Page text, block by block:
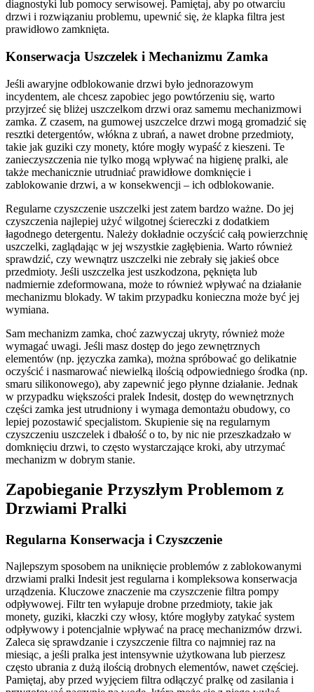
diagnostyki lub pomocy serwisowej. Pamiętaj, aby po otwarciu
drzwi i rozwiązaniu problemu, upewnić się, że klapka filtra jest
prawidłowo zamknięta.
Konserwacja Uszczelek i Mechanizmu Zamka
Jeśli awaryjne odblokowanie drzwi było jednorazowym
incydentem, ale chcesz zapobiec jego powtórzeniu się, warto
przyjrzeć się bliżej uszczelkom drzwi oraz samemu mechanizmowi
zamka. Z czasem, na gumowej uszczelce drzwi mogą gromadzić się
resztki detergentów, włókna z ubrań, a nawet drobne przedmioty,
takie jak guziki czy monety, które mogły wypaść z kieszeni. Te
zanieczyszczenia nie tylko mogą wpływać na higienę pralki, ale
także mechanicznie utrudniać prawidłowe domknięcie i
zablokowanie drzwi, a w konsekwencji – ich odblokowanie.
Regularne czyszczenie uszczelki jest zatem bardzo ważne. Do jej
czyszczenia najlepiej użyć wilgotnej ściereczki z dodatkiem
łagodnego detergentu. Należy dokładnie oczyścić całą powierzchnię
uszczelki, zaglądając w jej wszystkie zagłębienia. Warto również
sprawdzić, czy wewnątrz uszczelki nie zebrały się jakieś obce
przedmioty. Jeśli uszczelka jest uszkodzona, pęknięta lub
nadmiernie zdeformowana, może to również wpływać na działanie
mechanizmu blokady. W takim przypadku konieczna może być jej
wymiana.
Sam mechanizm zamka, choć zazwyczaj ukryty, również może
wymagać uwagi. Jeśli masz dostęp do jego zewnętrznych
elementów (np. języczka zamka), można spróbować go delikatnie
oczyścić i nasmarować niewielką ilością odpowiedniego środka (np.
smaru silikonowego), aby zapewnić jego płynne działanie. Jednak
w przypadku większości pralek Indesit, dostęp do wewnętrznych
części zamka jest utrudniony i wymaga demontażu obudowy, co
lepiej pozostawić specjalistom. Skupienie się na regularnym
czyszczeniu uszczelek i dbałość o to, by nic nie przeszkadzało w
domknięciu drzwi, to często wystarczające kroki, aby utrzymać
mechanizm w dobrym stanie.
Zapobieganie Przyszłym Problemom z
Drzwiami Pralki
Regularna Konserwacja i Czyszczenie
Najlepszym sposobem na uniknięcie problemów z zablokowanymi
drzwiami pralki Indesit jest regularna i kompleksowa konserwacja
urządzenia. Kluczowe znaczenie ma czyszczenie filtra pompy
odpływowej. Filtr ten wyłapuje drobne przedmioty, takie jak
monety, guziki, kłaczki czy włosy, które mogłyby zatykać system
odpływowy i potencjalnie wpływać na pracę mechanizmów drzwi.
Zaleca się sprawdzanie i czyszczenie filtra co najmniej raz na
miesiąc, a jeśli pralka jest intensywnie użytkowana lub pierzesz
często ubrania z dużą ilością drobnych elementów, nawet częściej.
Pamiętaj, aby przed wyjęciem filtra odłączyć pralkę od zasilania i